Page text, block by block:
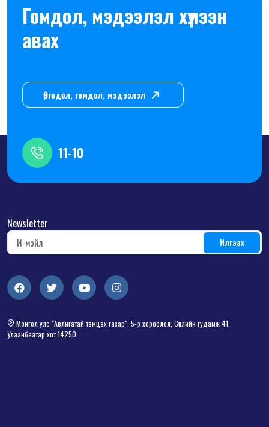
Гомдол, мэдээлэл хүлээн
авах
Өргөдөл, гомдол, мэдээлэл
11-10
Newsletter
Монгол улс "Авлигатай тэмцэх газар", 5-р хороолол, Сөүлийн гудамж 41,
Улаанбаатар хот 14250